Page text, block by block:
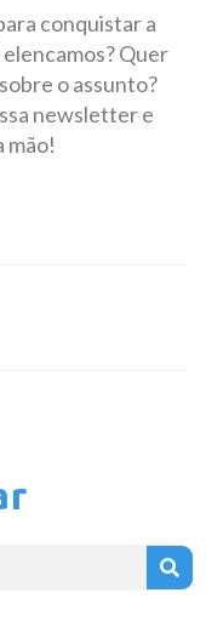
conquistar a
Quer
o assunto?
newsletter e
mão!